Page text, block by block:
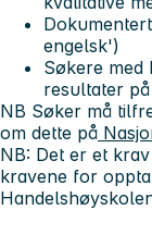
engelsk')
Søkere med
resultater
NB Søker må
om dette på
NB: Det er et
kravene for